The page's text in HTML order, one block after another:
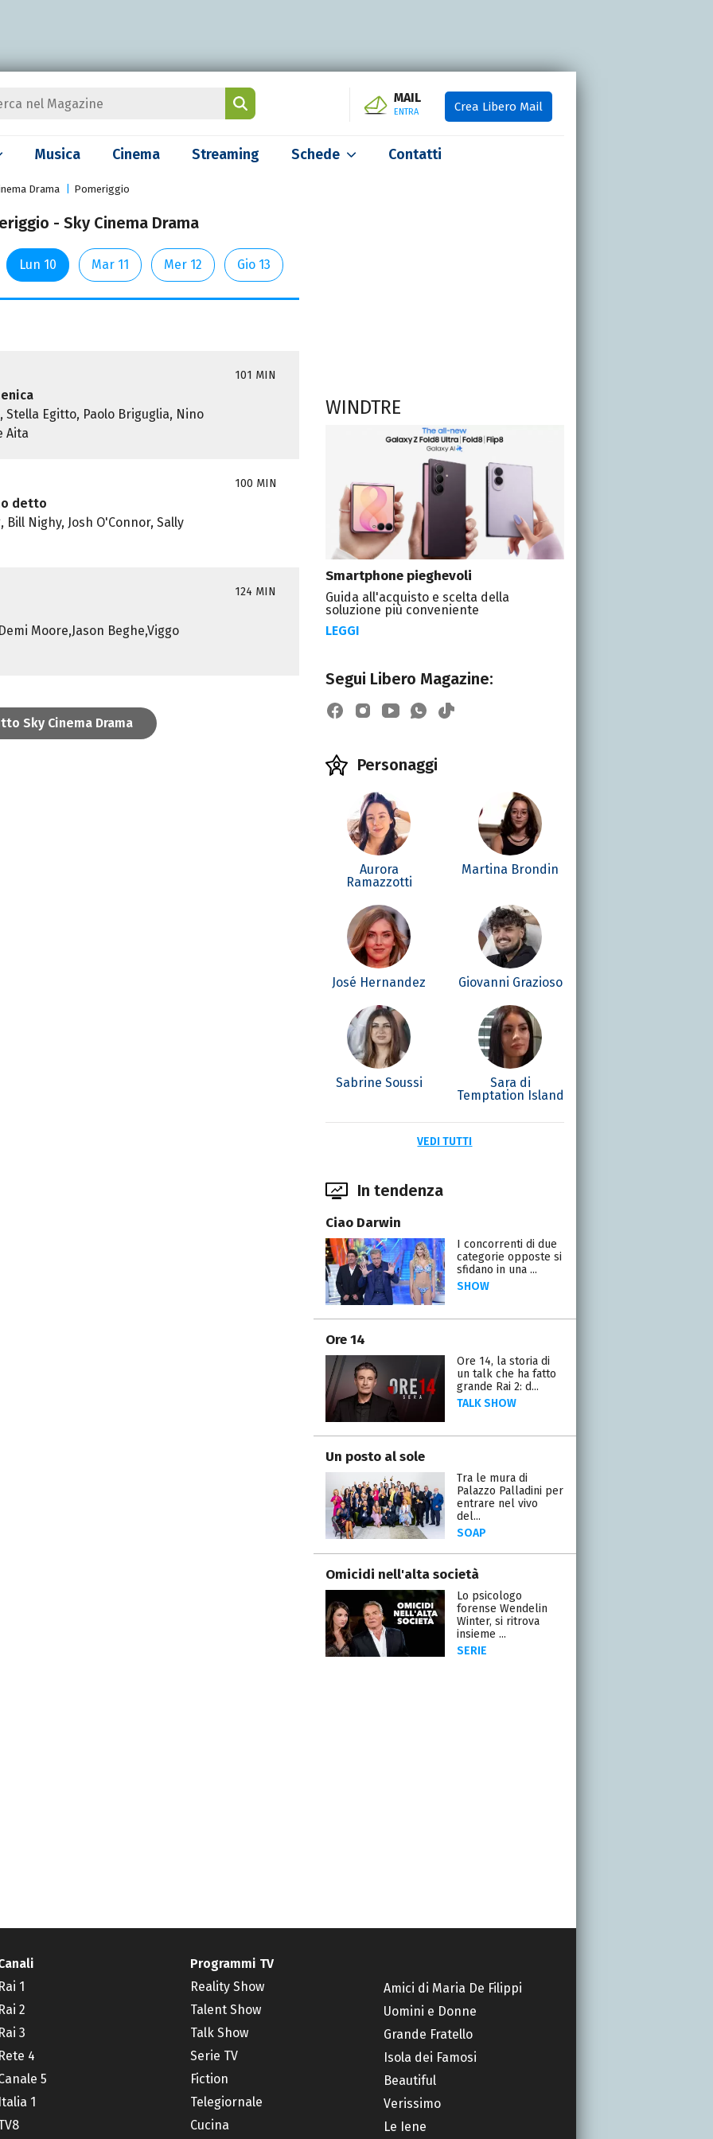
MAIL
ENTRA Crea Libero Mail
Musica Cinema Streaming Schede Contatti
Drama Pomeriggio
- Sky Cinema Drama
Lun 10 Mar 11 Mer 12 Gio 13
Stella Egitto, Paolo Briguglia, Nino
Aita
101 MIN
detto
Bill Nighy, Josh O'Connor, Sally
100 MIN
Moore,Jason Beghe,Viggo
124 MIN
Sky Cinema Drama
WINDTRE
Smartphone pieghevoli
Guida all'acquisto e scelta della
soluzione più conveniente
LEGGI
Segui Libero Magazine:
Personaggi
Aurora
Ramazzotti
Martina Brondin
José Hernandez Giovanni Grazioso
Sabrine Soussi
Sara di
Temptation Island
VEDI TUTTI
In tendenza
Ciao Darwin
I concorrenti di due
categorie opposte si
sfidano in una ...
SHOW
Ore 14
Ore 14, la storia di
un talk che ha fatto
grande Rai 2: d...
TALK SHOW
Un posto al sole
Tra le mura di
Palazzo Palladini per
entrare nel vivo
del...
SOAP
Omicidi nell'alta società
Lo psicologo
forense Wendelin
Winter, si ritrova
insieme ...
SERIE
Rai 1
Rai 2
Rai 3
Rete 4
5
Italia 1
Programmi TV
Reality Show
Talent Show
Talk Show
Serie TV
Fiction
Telegiornale
Cucina
Amici di Maria De Filippi
Uomini e Donne
Grande Fratello
Isola dei Famosi
Beautiful
Verissimo
Le Iene